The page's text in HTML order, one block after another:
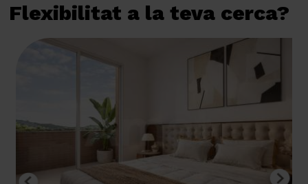
Flexibilitat a la teva cerca?